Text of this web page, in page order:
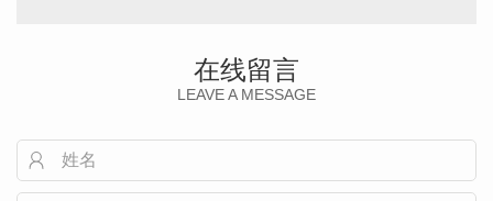
在线留言
LEAVE A MESSAGE